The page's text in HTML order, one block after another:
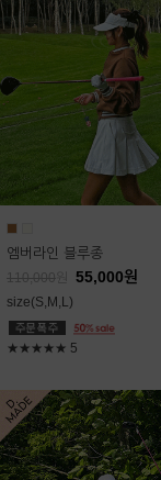
엠버라인 블루종
110,000 55,000원
size(S,M,L)
★★★★★ 5